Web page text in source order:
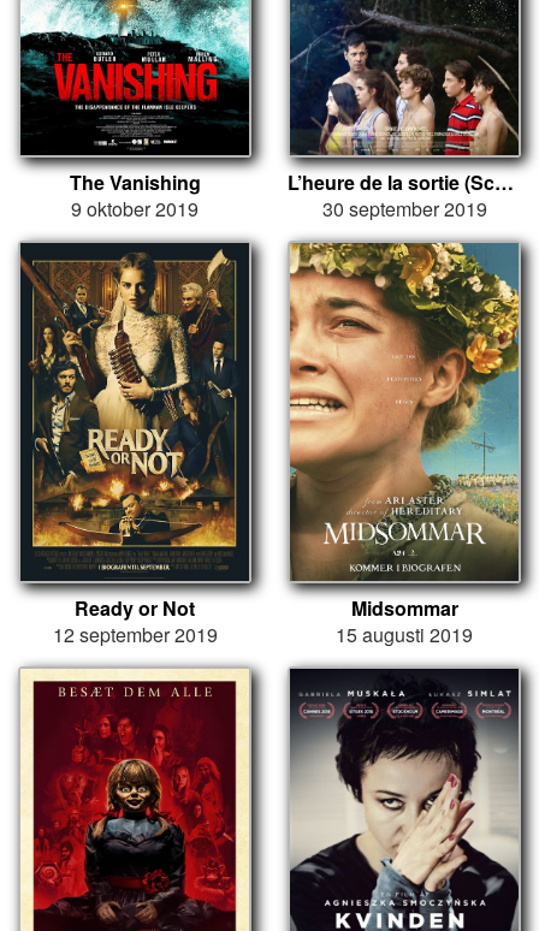
The Vanishing
9 oktober 2019
L’heure de la sortie (School’s Out)
30 september 2019
Ready or Not
12 september 2019
Midsommar
15 augusti 2019